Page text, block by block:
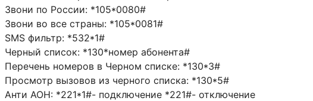
Звони по России: *105*0080#
Звони во все страны: *105*0081#
SMS фильтр: *532*1#
Черный список: *130*номер абонента#
Перечень номеров в Черном списке: *130*3#
Просмотр вызовов из черного списка: *130*5#
Анти АОН: *221*1#- подключение *221#- отключение